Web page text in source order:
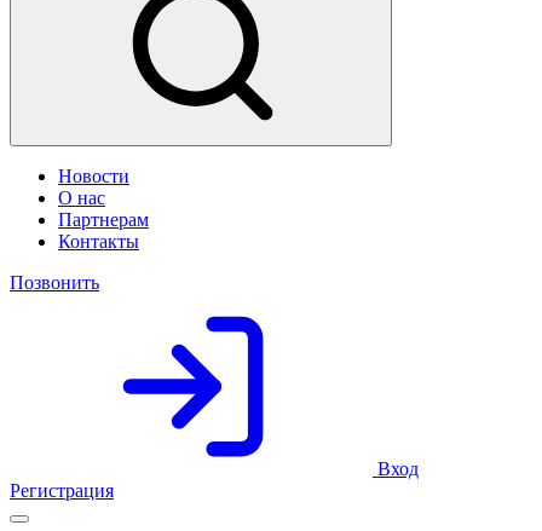
Новости
О нас
Партнерам
Контакты
Позвонить
Вход
Регистрация